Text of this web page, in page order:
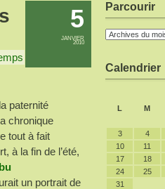
5
JANVIER
2010
paternité
chronique
tout à fait
à la fin de l’été,
un portrait de
Parcourir
Calendrier
L
M
3
4
10
11
17
18
24
25
31